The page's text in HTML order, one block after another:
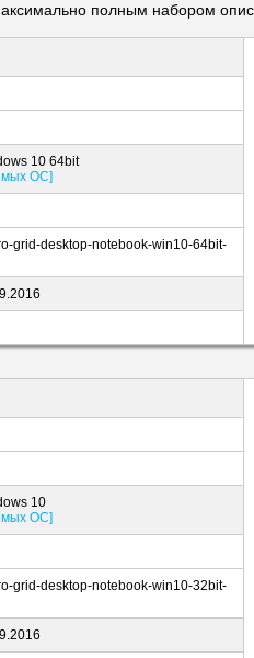
полным набором
10 64bit
ОС]
grid-desktop-notebook-win10-64bit-
10
ОС]
grid-desktop-notebook-win10-32bit-